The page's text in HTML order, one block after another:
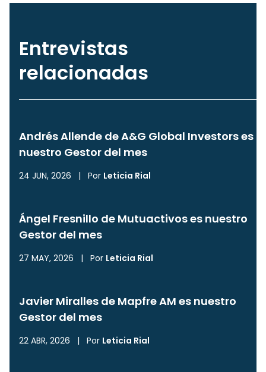
Entrevistas
relacionadas
Andrés Allende de A&G Global Investors es
nuestro Gestor del mes
24 JUN, 2026 | Por Leticia Rial
Ángel Fresnillo de Mutuactivos es nuestro
Gestor del mes
27 MAY, 2026 | Por Leticia Rial
Javier Miralles de Mapfre AM es nuestro
Gestor del mes
22 ABR, 2026 | Por Leticia Rial